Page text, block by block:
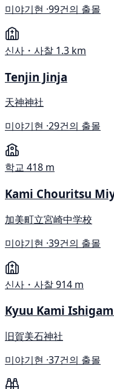
미야기현 ·99건의 출몰
신사・사찰 1.3 km
Tenjin Jinja
天神神社
미야기현 ·29건의 출몰
학교 418 m
Kami Chouritsu
加美町立宮崎中学校
미야기현 ·39건의 출몰
신사・사찰914 m
Kyuu Kami
旧賀美石神社
미야기현 ·37건의 출몰